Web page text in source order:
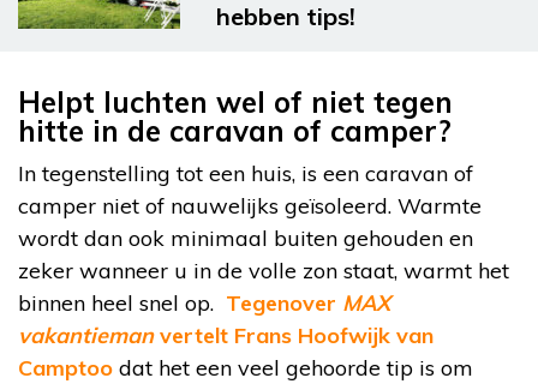
hebben tips!
Helpt luchten wel of niet tegen
hitte in de caravan of camper?
In tegenstelling tot een huis, is een caravan of
camper niet of nauwelijks geïsoleerd. Warmte
wordt dan ook minimaal buiten gehouden en
zeker wanneer u in de volle zon staat, warmt het
binnen heel snel op. Tegenover MAX
vakantiemanvertelt Frans Hoofwijk van
Camptoo dat het een veel gehoorde tip is om